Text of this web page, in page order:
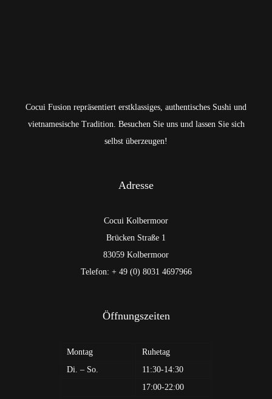
Cocui Fusion repräsentiert erstklassiges, authentisches Sushi und
vietnamesische Tradition. Besuchen Sie uns und lassen Sie sich
selbst überzeugen!
Adresse
Cocui Kolbermoor
Brücken Straße 1
83059 Kolbermoor
Telefon: + 49 (0) 8031 4697966
Öffnungszeiten
Montag
Ruhetag
Di. – So.
11:30-14:30
17:00-22:00